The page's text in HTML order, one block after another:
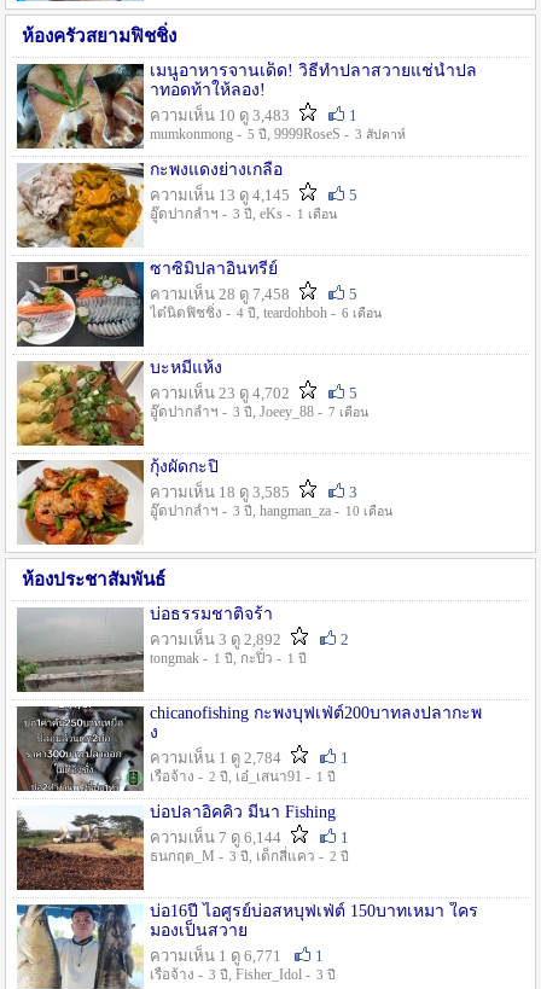
ห้องครัวสยามฟิชชิ่ง
เมนูอาหารจานเด็ด! วิธีทำปลาสวายแช่น้ำปล
าทอดท้าให้ลอง!
ความเห็น 10 ดู 3,483
1
mumkonmong - 5 ปี , 9999RoseS - 3 สัปดาห์
กะพงแดงย่างเกลือ
ความเห็น 13 ดู 4,145
5
อู๊ดปากลำฯ - 3 ปี , eKs - 1 เดือน
ซาซิมิปลาอินทรีย์
ความเห็น 28 ดู 7,458
5
ไต๋นิตฟิชชิ่ง - 4 ปี , teardohboh - 6 เดือน
บะหมี่แห้ง
ความเห็น 23 ดู 4,702
5
อู๊ดปากลำฯ - 3 ปี , Joeey_88 - 7 เดือน
กุ้งผัดกะปิ
ความเห็น 18 ดู 3,585
3
อู๊ดปากลำฯ - 3 ปี , hangman_za - 10 เดือน
ห้องประชาสัมพันธ์
บ่อธรรมชาติจร้า
ความเห็น 3 ดู 2,892
2
tongmak - 1 ปี , กะปิ๋ว - 1 ปี
chicanofishing กะพงบุฟเฟ่ต์200บาทลงปลากะพ
ง
ความเห็น 1 ดู 2,784
1
เรือจ้าง - 2 ปี , เอ๋_เสนา91 - 1 ปี
บ่อปลาอิคคิว มีนา Fishing
ความเห็น 7 ดู 6,144
1
ธนกฤต_M - 3 ปี , เด็กสี่แคว - 2 ปี
บ่อ16ปี ไอศูรย์บ่อสหบุฟเฟ่ต์ 150บาทเหมา ใคร
มองเป็นสวาย
ความเห็น 1 ดู 6,771
1
เรือจ้าง - 3 ปี , Fisher_Idol - 3 ปี